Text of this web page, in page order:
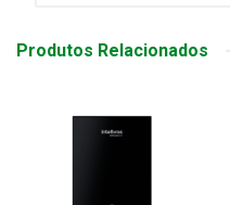
Produtos Relacionados